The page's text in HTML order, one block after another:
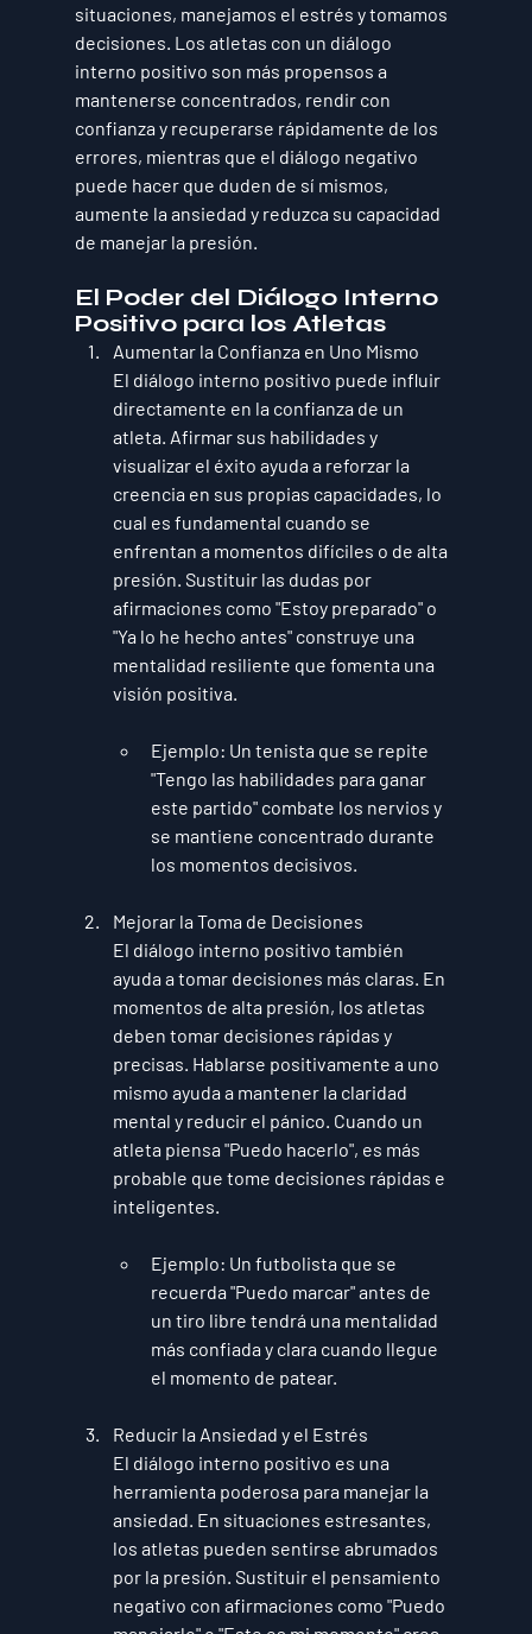
situaciones, manejamos el estrés y tomamos
decisiones. Los atletas con un diálogo
interno positivo son más propensos a
mantenerse concentrados, rendir con
confianza y recuperarse rápidamente de los
errores, mientras que el diálogo negativo
puede hacer que duden de sí mismos,
aumente la ansiedad y reduzca su capacidad
de manejar la presión.
El Poder del Diálogo Interno
Positivo para los Atletas
Aumentar la Confianza en Uno Mismo
El diálogo interno positivo puede influir
directamente en la confianza de un
atleta. Afirmar sus habilidades y
visualizar el éxito ayuda a reforzar la
creencia en sus propias capacidades, lo
cual es fundamental cuando se
enfrentan a momentos difíciles o de alta
presión. Sustituir las dudas por
afirmaciones como "Estoy preparado" o
"Ya lo he hecho antes" construye una
mentalidad resiliente que fomenta una
visión positiva.
Ejemplo: Un tenista que se repite
"Tengo las habilidades para ganar
este partido" combate los nervios y
se mantiene concentrado durante
los momentos decisivos.
Mejorar la Toma de Decisiones
El diálogo interno positivo también
ayuda a tomar decisiones más claras. En
momentos de alta presión, los atletas
deben tomar decisiones rápidas y
precisas. Hablarse positivamente a uno
mismo ayuda a mantener la claridad
mental y reducir el pánico. Cuando un
atleta piensa "Puedo hacerlo", es más
probable que tome decisiones rápidas e
inteligentes.
Ejemplo: Un futbolista que se
recuerda "Puedo marcar" antes de
un tiro libre tendrá una mentalidad
más confiada y clara cuando llegue
el momento de patear.
Reducir la Ansiedad y el Estrés
El diálogo interno positivo es una
herramienta poderosa para manejar la
ansiedad. En situaciones estresantes,
los atletas pueden sentirse abrumados
por la presión. Sustituir el pensamiento
negativo con afirmaciones como "Puedo